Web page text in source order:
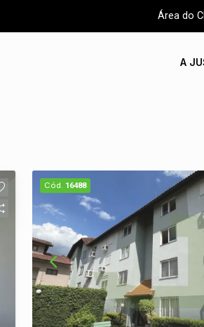
Área do
A
Cód. 16488